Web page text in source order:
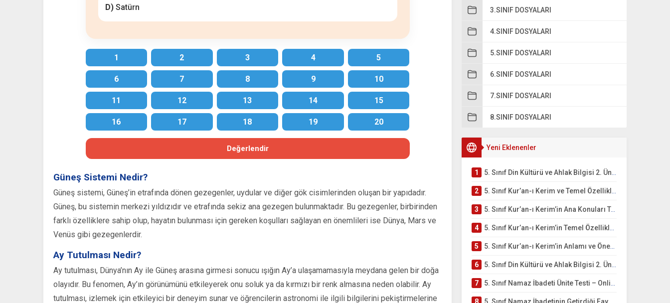
3.SINIF DOSYALARI
4.SINIF DOSYALARI
5.SINIF DOSYALARI
6.SINIF DOSYALARI
7.SINIF DOSYALARI
8.SINIF DOSYALARI
Yeni Eklenenler
1 5. Sınıf Din Kültürü ve Ahlak Bilgisi 2. Ünite: Kur’an-ı Kerim Çalışmaları
2 5. Sınıf Kur’an-ı Kerim ve Temel Özellikleri Testi – Online Çöz
3 5. Sınıf Kur’an-ı Kerim’in Ana Konuları Testi – Online Çöz
4 5. Sınıf Kur’an-ı Kerim’in Temel Özellikleri ve Önemi Testi – Online Çöz
5 5. Sınıf Kur’an-ı Kerim’in Anlamı ve Önemi Testi – Online Çöz
6 5. Sınıf Din Kültürü ve Ahlak Bilgisi 2. Ünite: Namaz İbadeti Çalışmaları
7 5. Sınıf Namaz İbadeti Ünite Testi – Online Çöz
8 5. Sınıf Namaz İbadetinin Getirdiği Faydalar Testi
D)Satürn
1 2 3 4 5
6 7 8 9 10
11 12 13 14 15
16 17 18 19 20
Değerlendir
Güneş Sistemi Nedir?
Güneş sistemi, Güneş’in etrafında dönen gezegenler, uydular ve diğer gök cisimlerinden oluşan bir yapıdadır.
Güneş, bu sistemin merkezi yıldızıdır ve etrafında sekiz ana gezegen bulunmaktadır. Bu gezegenler, birbirinden
farklı özelliklere sahip olup, hayatın bulunması için gereken koşulları sağlayan en önemlileri ise Dünya, Mars ve
Venüs gibi gezegenlerdir.
Ay Tutulması Nedir?
Ay tutulması, Dünya’nın Ay ile Güneş arasına girmesi sonucu ışığın Ay’a ulaşamamasıyla meydana gelen bir doğa
olayıdır. Bu fenomen, Ay’ın görünümünü etkileyerek onu soluk ya da kırmızı bir renk almasına neden olabilir. Ay
tutulması, izlemek için etkileyici bir deneyim sunar ve öğrencilerin astronomi ile ilgili bilgilerini pekiştirmelerine